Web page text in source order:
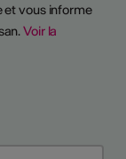
et vous informe
Voir la